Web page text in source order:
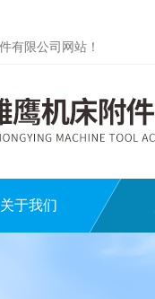
有限公司网站！
关于我们